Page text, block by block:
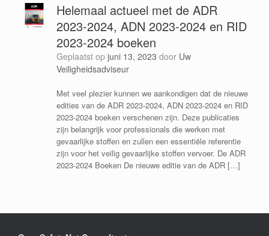
Helemaal actueel met de ADR
2023-2024, ADN 2023-2024 en RID
2023-2024 boeken
Geplaatst op juni 13, 2023 door Uw
Veiligheidsadviseur
Met veel plezier kunnen we aankondigen dat de nieuwe
edities van de ADR 2023-2024, ADN 2023-2024 en RID
2023-2024 boeken verschenen zijn. Deze publicaties
zijn belangrijk voor professionals die werken met
gevaarlijke stoffen en zullen een essentiële referentie
zijn voor het veilig gevaarlijke stoffen vervoer. De ADR
2023-2024 Boeken De nieuwe editie van de ADR […]